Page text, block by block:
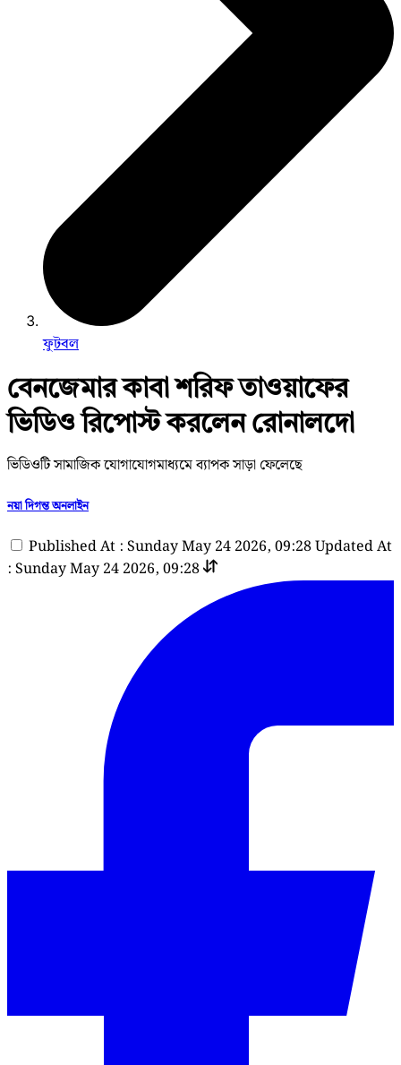
ফুটবল
বেনজেমার কাবা শরিফ তাওয়াফের
ভিডিও রিপোস্ট করলেন রোনালদো
ভিডিওটি সামাজিক ‍যোগাযোগমাধ্যমে ব্যাপক সাড়া ফেলেছে
নয়া দিগন্ত অনলাইন
Published At : Sunday May 24 2026, 09:28Updated At
: Sunday May 24 2026, 09:28